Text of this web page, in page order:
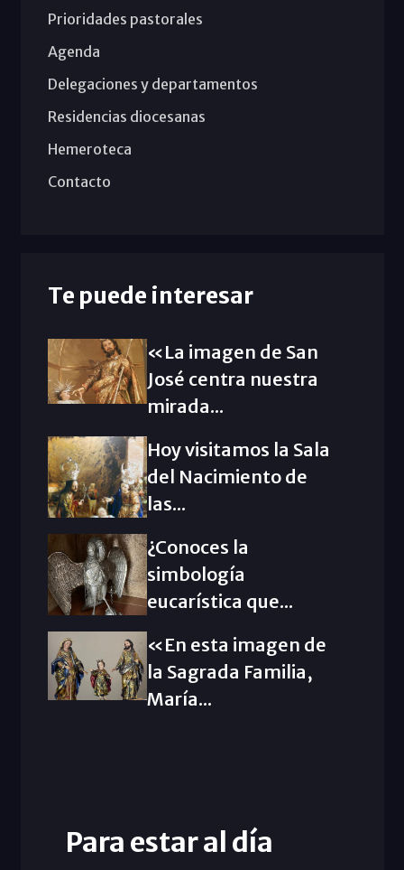
Prioridades pastorales
Agenda
Delegaciones y departamentos
Residencias diocesanas
Hemeroteca
Contacto
Te puede interesar
«La imagen de San
José centra nuestra
mirada...
Hoy visitamos la Sala
del Nacimiento de
las...
¿Conoces la
simbología
eucarística que...
«En esta imagen de
la Sagrada Familia,
María...
Para estar al día